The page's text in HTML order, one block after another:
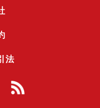
法